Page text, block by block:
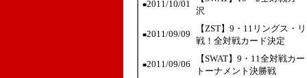
■2011/10/01
沢
■2011/09/09
【ZST】9・11リングス・
戦！全対戦カード決定
■2011/09/06
【SWAT】9・11全対戦カ
トーナメント決勝戦